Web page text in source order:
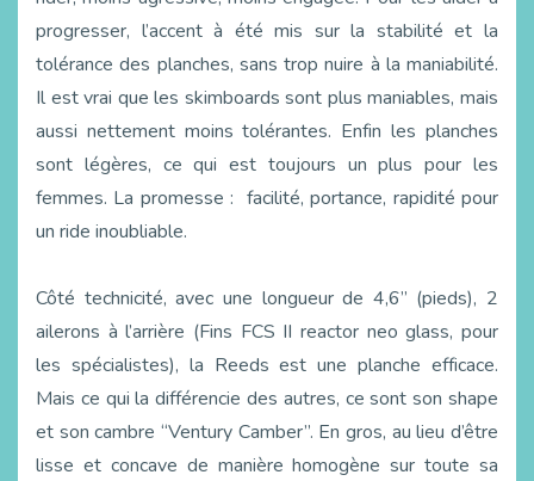
progresser, l’accent à été mis sur la stabilité et la
tolérance des planches, sans trop nuire à la maniabilité.
Il est vrai que les skimboards sont plus maniables, mais
aussi nettement moins tolérantes. Enfin les planches
sont légères, ce qui est toujours un plus pour les
femmes. La promesse : facilité, portance, rapidité pour
un ride inoubliable.
Côté technicité, avec une longueur de 4,6” (pieds), 2
ailerons à l’arrière (Fins FCS II reactor neo glass, pour
les spécialistes), la Reeds est une planche efficace.
Mais ce qui la différencie des autres, ce sont son shape
et son cambre “Ventury Camber”. En gros, au lieu d’être
lisse et concave de manière homogène sur toute sa